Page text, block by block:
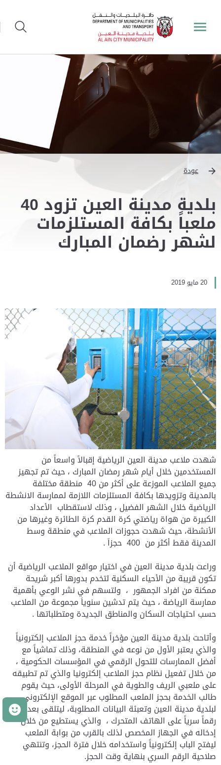
عودة
بلدية مدينة العين تزود 40
ملعباً بكافة المستلزمات
لشهر رضمان المبارك
20 مايو 2019
شهدت ملاعب مدينة العين الرياضية إقبالاً واسعاً من
المستخدمين خلال أيام شهر رمضان المبارك ، حيث تم تجهيز
جميع الملاعب الموزعة على أكثر من 40 منطقة مختلفة
بالمدينة وتزويدها بكافة المستلزمات اللازمة لممارسة الانشطة
الرياضية خلال الشهر الفضيل ، وذلك لاستقطاب الأعداد
الكبيرة من هواة رياضتي كرة القدم كرة الطائرة وغيرها من
الأنشطة، حيث شهدت حجوزات الملاعب في منطقة وسط
المدينة فقط أكثر من 400 حجزاَ .
وراعت بلدية مدينة العين في اختيار مواقع الملاعب الرياضية أن
تكون قريبة من الأحياء السكنية لتخدم بدورها أكبر شريحة
ممكنة من افراد الجمهور ، ولتسهم في نشر الوعي بأهمية
ممارسة الرياضة ، حيث يتم تدشين سنوياَ مجموعة من الملاعب
حسب احتياجات السكان والمناطق الجديدة ومتطلباتها .
وأتاحت بلدية مدينة العين مؤخراً خدمة حجز الملاعب إلكترونياً
والذي يعتبر الأول من نوعه في المنطقة، وذلك تماشياً مع
أفضل الممارسات للتحول الرقمي في المؤسسات الحكومية ،
من خلال تفعيل نظام حجز الملاعب إلكترونيا والذي تم تطبيقه
على ملعبي الريف والطوية في المرحلة الأولى، حيث يقوم
طالب الخدمة بحجز الملعب المطلوب عبر الموقع الإلكتروني
لبلدية مدينة العين وتعبئة البيانات المطلوبة، ليتلقى بعدها
رقماً سرياً على الهاتف المتحرك ، والذي يستطيع من خلال
إدخاله في الجهاز المخصص لذلك بالقرب من بوابة الملعب
ليفتح الباب إلكترونياً واستخدامه خلال فترة الحجز، وتنتهي
صلاحية الرقم السري بنهاية وقت الحجز.